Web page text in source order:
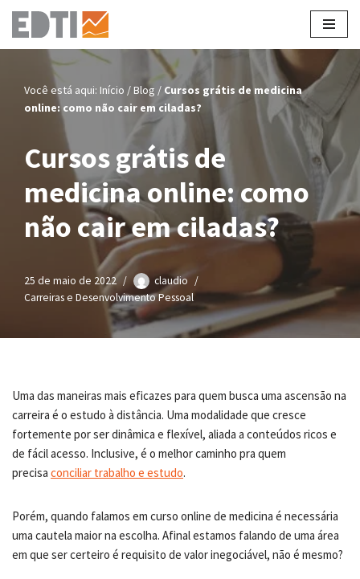
Pular
conteúdo
Você está aqui: Início /Blog / Cursos grátis de medicina
online: como não cair em ciladas?
Cursos grátis de
medicina online: como
não cair em ciladas?
25 de maio de 2022
claudio
Carreiras e Desenvolvimento Pessoal
Uma das maneiras mais eficazes para quem busca uma ascensão na
carreira é o estudo à distância. Uma modalidade que cresce
fortemente por ser dinâmica e flexível, aliada a conteúdos ricos e
de fácil acesso. Inclusive, é o melhor caminho pra quem
precisa conciliar trabalho e estudo.
Porém, quando falamos em curso online de medicina é necessária
uma cautela maior na escolha. Afinal estamos falando de uma área
em que ser certeiro é requisito de valor inegociável, não é mesmo?